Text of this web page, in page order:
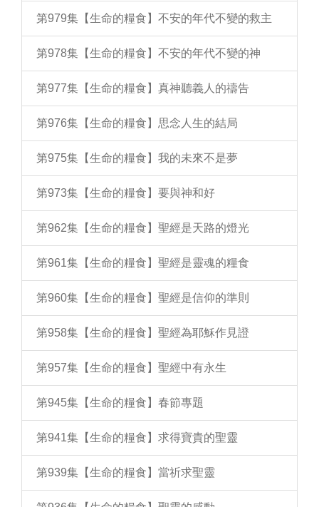
第979集【生命的糧食】不安的年代不變的救主
第978集【生命的糧食】不安的年代不變的神
第977集【生命的糧食】真神聽義人的禱告
第976集【生命的糧食】思念人生的結局
第975集【生命的糧食】我的未來不是夢
第973集【生命的糧食】要與神和好
第962集【生命的糧食】聖經是天路的燈光
第961集【生命的糧食】聖經是靈魂的糧食
第960集【生命的糧食】聖經是信仰的準則
第958集【生命的糧食】聖經為耶穌作見證
第957集【生命的糧食】聖經中有永生
第945集【生命的糧食】春節專題
第941集【生命的糧食】求得寶貴的聖靈
第939集【生命的糧食】當祈求聖靈